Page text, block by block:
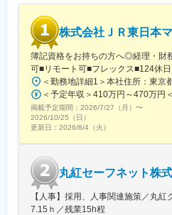
■研修制度（IP：インシュアラ
日動火災株式会社から最上位品
認定を受けている当社。
未経験の方は自社研修期間を経
険会社主催の1年間、東京海上
することが可能です。
■魅力
・1人で訪問ができるようにな
つ、スケジュールを自分の予定
ます。
・残業ほぼなし（月2時間程度
視したはたらき方が可能です。
変更の範囲：当社ならびに研修
が定める業務
株式会社ＪＲ東日本
簿記資格をお持ちの方へ◎経理・財
可■リモート可■フレックス■124休日
掲載予定期間： 2026/7/27（月） 〜
2026/10/25（日）
更新日： 2026/8/4（火）
丸紅セーフネット株
【人事】採用、人事関連施策／丸
7.15ｈ／残業15h程